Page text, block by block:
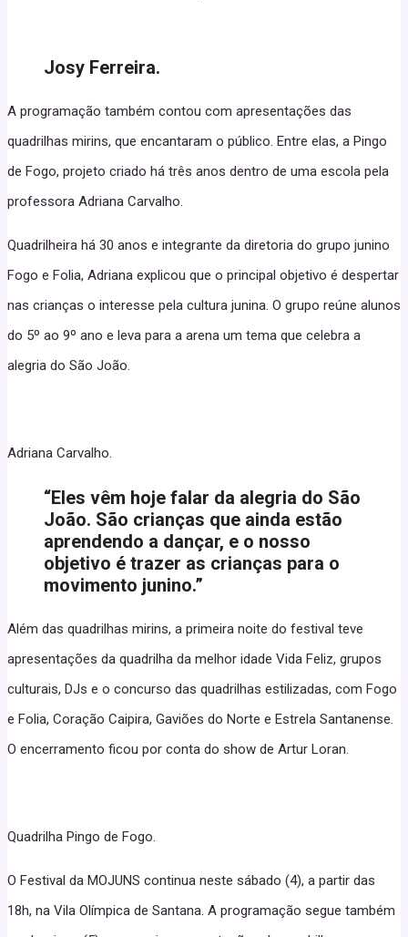
Josy Ferreira.
A programação também contou com apresentações das
quadrilhas mirins, que encantaram o público. Entre elas, a Pingo
de Fogo, projeto criado há três anos dentro de uma escola pela
professora Adriana Carvalho.
Quadrilheira há 30 anos e integrante da diretoria do grupo junino
Fogo e Folia, Adriana explicou que o principal objetivo é despertar
nas crianças o interesse pela cultura junina. O grupo reúne alunos
do 5º ao 9º ano e leva para a arena um tema que celebra a
alegria do São João.
Adriana Carvalho.
“Eles vêm hoje falar da alegria do São
João. São crianças que ainda estão
aprendendo a dançar, e o nosso
objetivo é trazer as crianças para o
movimento junino.”
Além das quadrilhas mirins, a primeira noite do festival teve
apresentações da quadrilha da melhor idade Vida Feliz, grupos
culturais, DJs e o concurso das quadrilhas estilizadas, com Fogo
e Folia, Coração Caipira, Gaviões do Norte e Estrela Santanense.
O encerramento ficou por conta do show de Artur Loran.
Quadrilha Pingo de Fogo.
O Festival da MOJUNS continua neste sábado (4), a partir das
18h, na Vila Olímpica de Santana. A programação segue também